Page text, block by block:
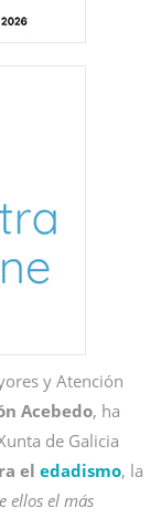
y Atención
Acebedo, ha
de Galicia
el edadismo, la
ellos el más